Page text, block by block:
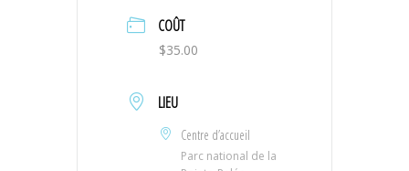
COÛT
$35.00
LIEU
Centre d’accueil
Parc national de la